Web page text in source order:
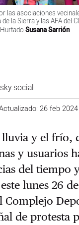
las asociaciones
la Sierra y las AFA del
Susana Sarrión
26 feb
lluvia y el frío,
y usuarios
del tiempo
lunes 26
Complejo
de protesta